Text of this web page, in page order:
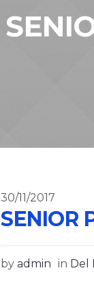
30/11/2017
SENIOR
by admin in Del